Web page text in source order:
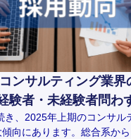
ンサルティング業界
験者・未経験者問わ
き、2025年上期のコンサル
傾向にあります。総合系か